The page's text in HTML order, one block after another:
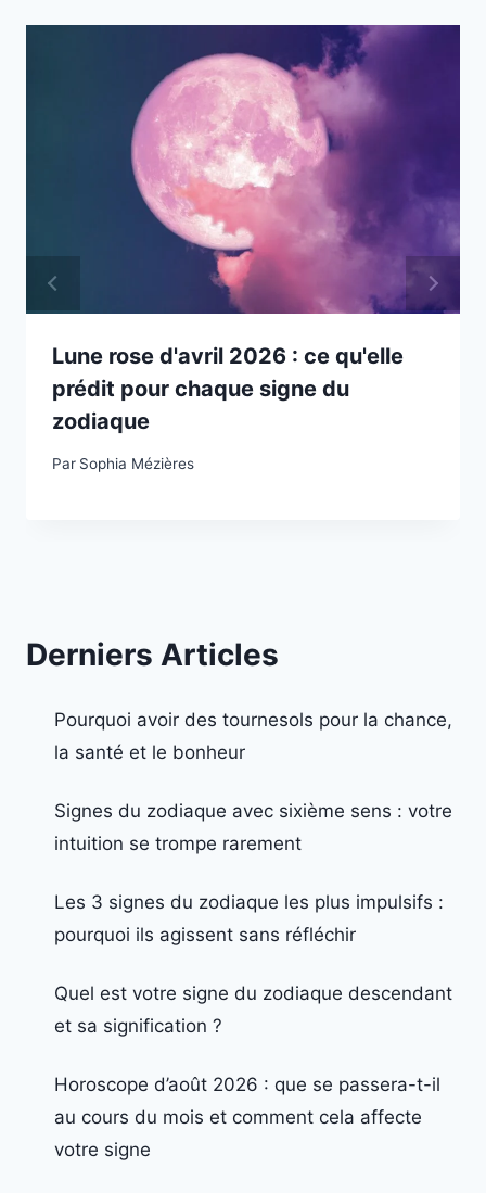
Lune rose d'avril 2026 : ce qu'elle
prédit pour chaque signe du
zodiaque
Par Sophia Mézières
Derniers Articles
Pourquoi avoir des tournesols pour la chance,
la santé et le bonheur
Signes du zodiaque avec sixième sens : votre
intuition se trompe rarement
Les 3 signes du zodiaque les plus impulsifs :
pourquoi ils agissent sans réfléchir
Quel est votre signe du zodiaque descendant
et sa signification ?
Horoscope d’août 2026 : que se passera-t-il
au cours du mois et comment cela affecte
votre signe